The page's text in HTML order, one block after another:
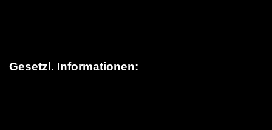
Gesetzl. Informationen: